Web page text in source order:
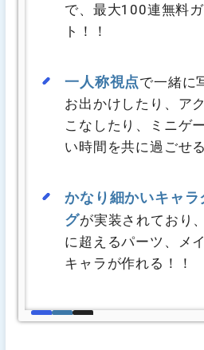
で、最大100連無料
ト！！
一人称視点で一緒に
お出かけしたり、ア
こなしたり、ミニゲ
い時間を共に過ごせ
かなり細かいキャラ
グが実装されており
に超えるパーツ、メ
キャラが作れる！！